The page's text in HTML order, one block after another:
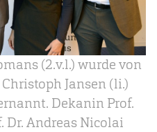
(2.v.l.) wurde von
Jansen (li.)
Dekanin Prof.
Dr. Andreas Nicolai